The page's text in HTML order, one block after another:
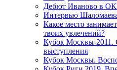
Дебют Иваново в
Интервью
Какое место
твоих увлечений?
Кубок Москвы-2011.
выступления
Кубок Москвы.